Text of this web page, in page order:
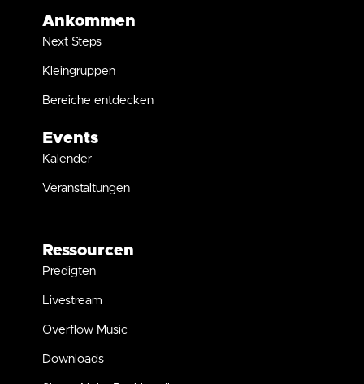
Ankommen
Next Steps
Kleingruppen
Bereiche entdecken
Events
Kalender
Veranstaltungen
Ressourcen
Predigten
Livestream
Overflow Music
Downloads